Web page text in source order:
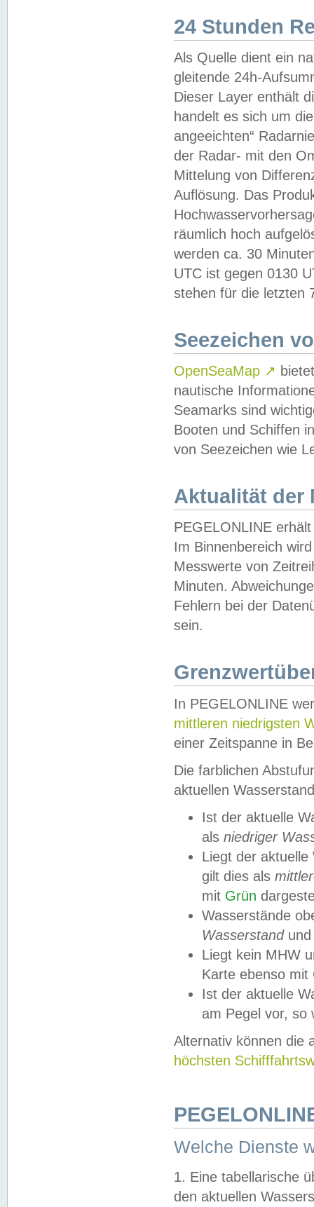
24 Stunden
Als Quelle dient ein
gleitende 24h-
Dieser Layer enthält
handelt es sich um
angeeichten“
der Radar- mit den
Mittelung von
Auflösung. Das
räumlich hoch
werden ca. 30
UTC ist gegen 0130
stehen für die letzten
Seezeichen
OpenSeaMap ↗
nautische
Seamarks sind
Booten und Schiffen
von Seezeichen wie
Aktualität der
PEGELONLINE
Im Binnenbereich
Messwerte von
Minuten.
Fehlern bei der
sein.
In PEGELONLINE
mittleren niedrigsten
einer Zeitspanne in
Die farblichen
aktuellen
Ist der aktuelle
als niedriger
Liegt der
gilt dies als
mit Grün
Wasserstände
Wasserstandund
Liegt kein MHW
Karte ebenso mit
Ist der aktuelle
am Pegel vor,
Alternativ können die
höchsten
Welche Dienste
1. Eine tabellarische
den aktuellen